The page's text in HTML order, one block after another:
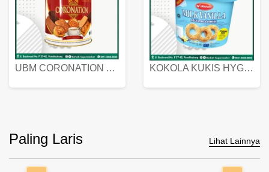
UBM CORONATION ASSORTED BISKUIT KALENG 450 GRAM KOKOLA KUKIS HYGIENIC MILK VANILLA PACK 320 GR
Paling Laris Lihat Lainnya